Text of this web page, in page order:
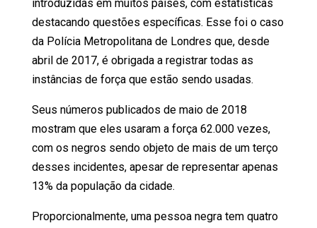
introduzidas em muitos países, com estatísticas
destacando questões específicas. Esse foi o caso
da Polícia Metropolitana de Londres que, desde
abril de 2017, é obrigada a registrar todas as
instâncias de força que estão sendo usadas.
Seus números publicados de maio de 2018
mostram que eles usaram a força 62.000 vezes,
com os negros sendo objeto de mais de um terço
desses incidentes, apesar de representar apenas
13% da população da cidade.
Proporcionalmente, uma pessoa negra tem quatro